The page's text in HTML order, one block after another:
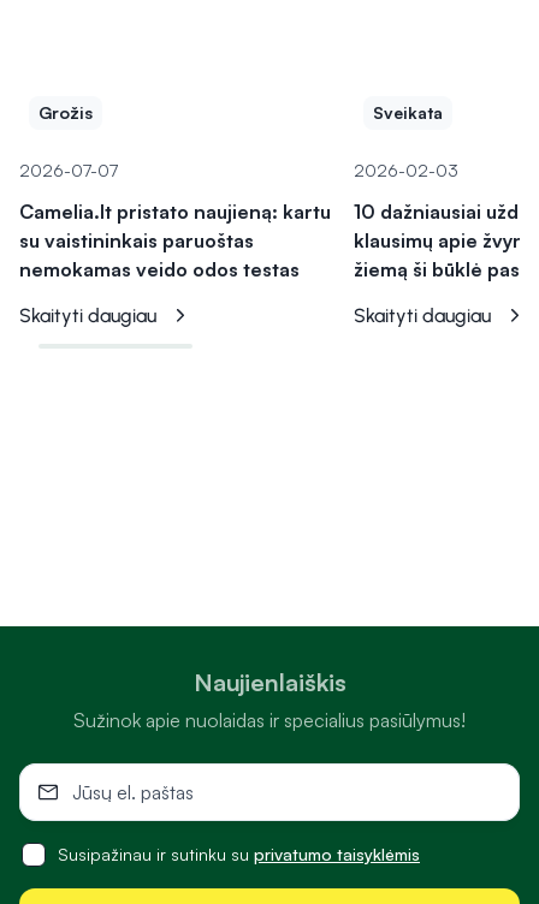
Grožis
2026-07-07
Camelia.lt pristato naujieną: kartu
su vaistininkais paruoštas
nemokamas veido odos testas
Skaityti daugiau
Sveikata
2026-02-03
10 dažniausiai
klausimų apie
žiemą ši būklė
Skaityti daugiau
Naujienlaiškis
Sužinok apie nuolaidas ir specialius pasiūlymus!
Susipažinau ir sutinku su privatumo taisyklėmis